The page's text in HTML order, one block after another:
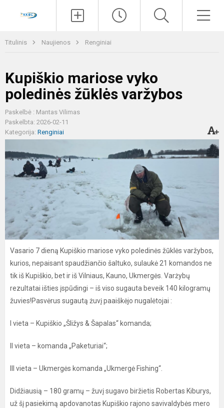
Titulinis Naujienos Renginiai
Kupiškio mariose vyko
poledinės žūklės varžybos
Paskelbė : Mantas Vilimas
Paskelbta: 2026-02-11
Kategorija: Renginiai
Vasario 7 dieną Kupiškio mariose vyko poledinės žūklės varžybos,
kurios, nepaisant spaudžiančio šaltuko, sulaukė 21 komandos ne
tik iš Kupiškio, bet ir iš Vilniaus, Kauno, Ukmergės. Varżybų
rezultatai išties įspūdingi – iš viso sugauta beveik 140 kilogramų
žuvies!Pasvėrus sugautą żuvį paaiškėjo nugalėtojai :
I vieta – Kupiškio „Šližys & Šapalas“ komanda;
II vieta – komanda „Paketuriai“;
III vieta – Ukmergės komanda „Ukmergė Fishing“.
Didžiausią – 180 gramų – žuvį sugavo biržietis Robertas Kiburys,
už šį pasiekimą apdovanotas Kupiškio rajono savivaldybės mero